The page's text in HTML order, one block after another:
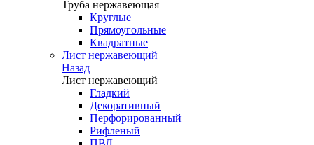
Труба нержавеющая
Круглые
Прямоугольные
Квадратные
Лист нержавеющий
Назад
Лист нержавеющий
Гладкий
Декоративный
Перфорированный
Рифленый